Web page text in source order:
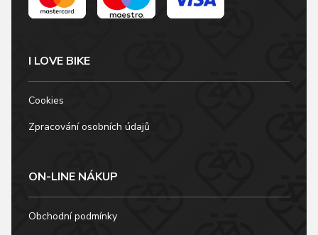
I LOVE BIKE
Cookies
Zpracování osobních údajů
ON-LINE NÁKUP
Obchodní podmínky